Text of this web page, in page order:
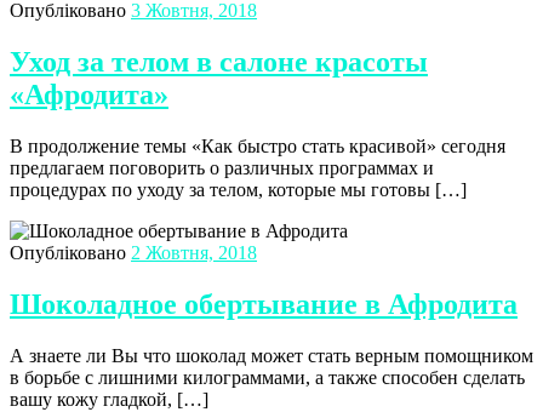
Опубліковано 3 Жовтня, 2018
Уход за телом в салоне красоты
«Афродита»
В продолжение темы «Как быстро стать красивой» сегодня
предлагаем поговорить о различных программах и
процедурах по уходу за телом, которые мы готовы […]
Опубліковано 2 Жовтня, 2018
Шоколадное обертывание в Афродита
А знаете ли Вы что шоколад может стать верным помощником
в борьбе с лишними килограммами, а также способен сделать
вашу кожу гладкой, […]